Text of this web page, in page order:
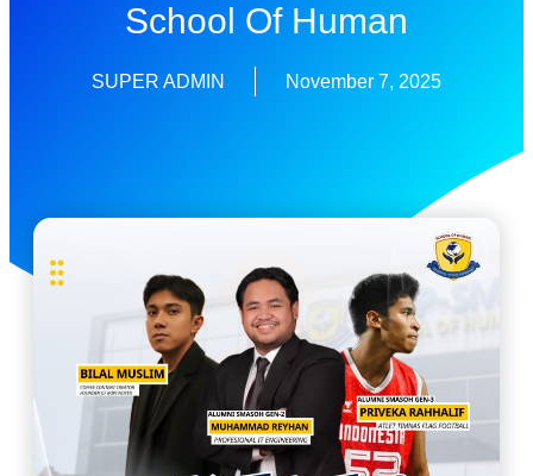
School Of Human
SUPER ADMIN November 7, 2025